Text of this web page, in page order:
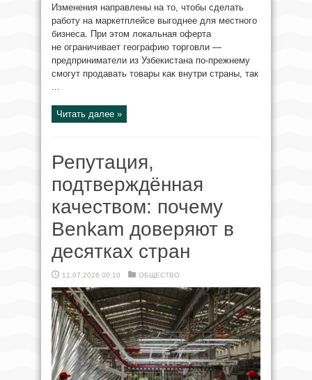
Изменения направлены на то, чтобы сделать
работу на маркетплейсе выгоднее для местного
бизнеса. При этом локальная оферта
не ограничивает географию торговли —
предприниматели из Узбекистана по-прежнему
смогут продавать товары как внутри страны, так
...
Читать далее »
Репутация,
подтверждённая
качеством: почему
Benkam доверяют в
десятках стран
11.07.2026 00:10 ОБЩЕСТВО